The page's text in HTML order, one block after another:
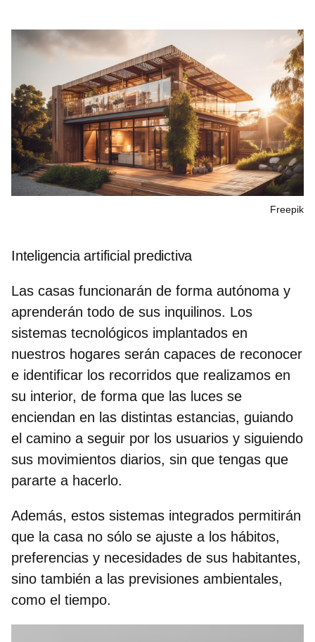
Freepik
Inteligencia artificial predictiva
Las casas funcionarán de forma autónoma y
aprenderán todo de sus inquilinos. Los
sistemas tecnológicos implantados en
nuestros hogares serán capaces de reconocer
e identificar los recorridos que realizamos en
su interior, de forma que las luces se
enciendan en las distintas estancias, guiando
el camino a seguir por los usuarios y siguiendo
sus movimientos diarios, sin que tengas que
pararte a hacerlo.
Además, estos sistemas integrados permitirán
que la casa no sólo se ajuste a los hábitos,
preferencias y necesidades de sus habitantes,
sino también a las previsiones ambientales,
como el tiempo.